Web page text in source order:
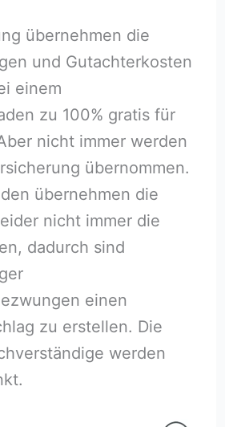
übernehmen die
und Gutachterkosten
einem
zu 100% gratis für
nicht immer werden
übernommen.
übernehmen die
nicht immer die
dadurch sind
einen
zu erstellen. Die
werden